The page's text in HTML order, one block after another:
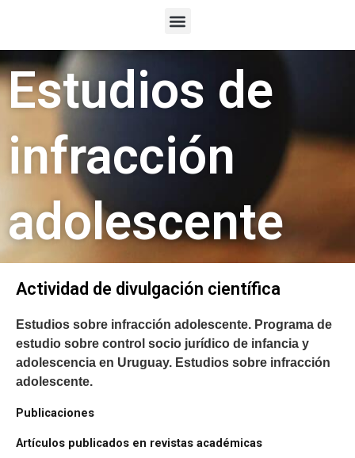
content
Menu
Estudios de
infracción
adolescente
Actividad de divulgación científica
Estudios sobre infracción adolescente. Programa de
estudio sobre control socio jurídico de infancia y
adolescencia en Uruguay. Estudios sobre infracción
adolescente.
Publicaciones
Artículos publicados en revistas académicas